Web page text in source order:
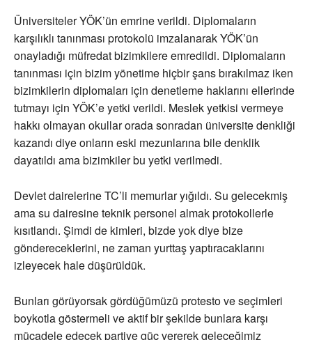
Üniversiteler YÖK’ün emrine verildi. Diplomaların
karşılıklı tanınması protokolü imzalanarak YÖK’ün
onayladığı müfredat bizimkilere emredildi. Diplomaların
tanınması için bizim yönetime hiçbir şans bırakılmaz iken
bizimkilerin diplomaları için denetleme haklarını ellerinde
tutmayı için YÖK’e yetki verildi. Meslek yetkisi vermeye
hakkı olmayan okullar orada sonradan üniversite denkliği
kazandı diye onların eski mezunlarına bile denklik
dayatıldı ama bizimkiler bu yetki verilmedi.
Devlet dairelerine TC’li memurlar yığıldı. Su gelecekmiş
ama su dairesine teknik personel almak protokollerle
kısıtlandı. Şimdi de kimleri, bizde yok diye bize
göndereceklerini, ne zaman yurttaş yaptıracaklarını
izleyecek hale düşürüldük.
Bunları görüyorsak gördüğümüzü protesto ve seçimleri
boykotla göstermeli ve aktif bir şekilde bunlara karşı
mücadele edecek partiye güç vererek geleceğimiz